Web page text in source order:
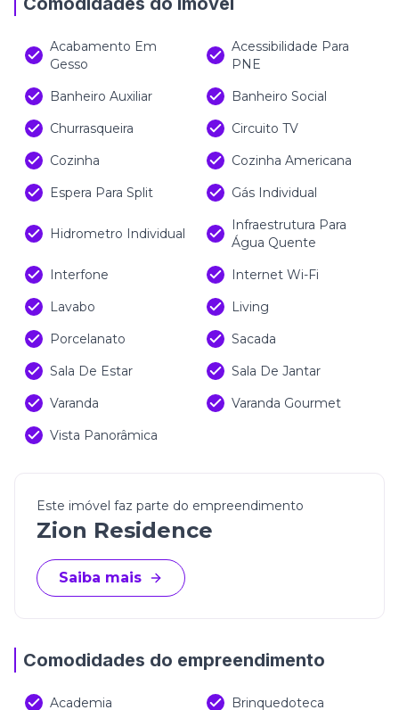
Acabamento Em
Gesso
Acessibilidade Para
PNE
Banheiro Auxiliar
Banheiro Social
Churrasqueira
Circuito TV
Cozinha
Cozinha Americana
Espera Para Split
Gás Individual
Hidrometro Individual
Infraestrutura Para
Água Quente
Interfone
Internet Wi-Fi
Lavabo
Living
Porcelanato
Sacada
Sala De Estar
Sala De Jantar
Varanda
Varanda Gourmet
Vista Panorâmica
Este imóvel faz parte do empreendimento
Zion Residence
Saiba mais
Comodidades do empreendimento
Academia
Brinquedoteca